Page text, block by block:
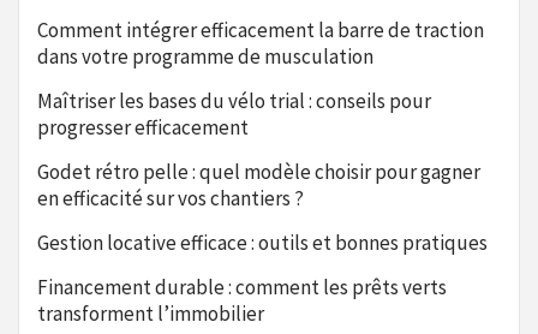
Comment intégrer efficacement la barre de traction
dans votre programme de musculation
Maîtriser les bases du vélo trial : conseils pour
progresser efficacement
Godet rétro pelle : quel modèle choisir pour gagner
en efficacité sur vos chantiers ?
Gestion locative efficace : outils et bonnes pratiques
Financement durable : comment les prêts verts
transforment l’immobilier